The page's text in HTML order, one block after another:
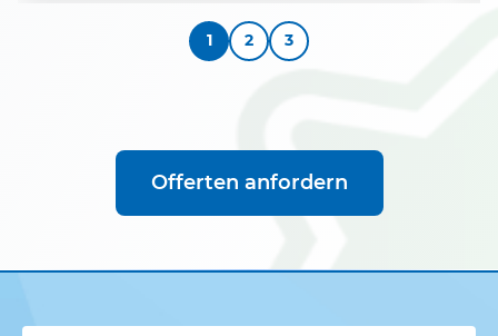
1 2 3
Offerten anfordern